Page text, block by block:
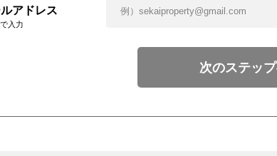
アドレス
入力
次のステッ